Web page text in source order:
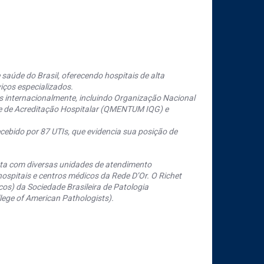
do Brasil, oferecendo hospitais de alta
especializados.
internacionalmente, incluindo Organização Nacional
Acreditação Hospitalar (QMENTUM IQG) e
por 87 UTIs, que evidencia sua posição de
com diversas unidades de atendimento
e centros médicos da Rede D’Or. O Richet
da Sociedade Brasileira de Patologia
of American Pathologists).